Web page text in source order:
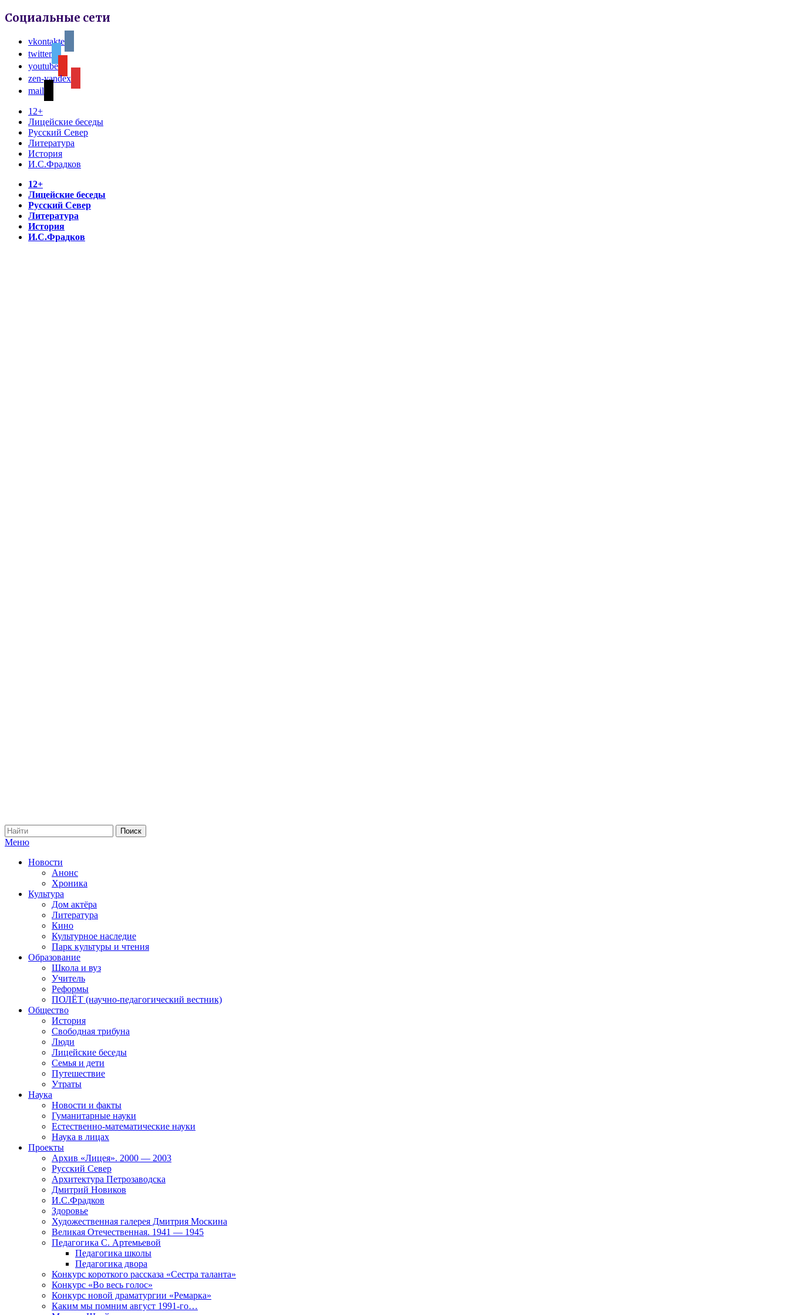
Социальные сети
vkontakte
twitter
youtube
zen-yandex
mail
12+
Лицейские беседы
Русский Север
Литература
История
И.С.Фрадков
12+
Лицейские беседы
Русский Север
Литература
История
И.С.Фрадков
Меню
Новости
Анонс
Хроника
Культура
Дом актёра
Литература
Кино
Культурное наследие
Парк культуры и чтения
Образование
Школа и вуз
Учитель
Реформы
ПОЛЁТ (научно-педагогический вестник)
Общество
История
Свободная трибуна
Люди
Лицейские беседы
Семья и дети
Путешествие
Утраты
Наука
Новости и факты
Гуманитарные науки
Естественно-математические науки
Наука в лицах
Проекты
Архив «Лицея». 2000 — 2003
Русский Север
Архитектура Петрозаводска
Дмитрий Новиков
И.С.Фрадков
Здоровье
Художественная галерея Дмитрия Москина
Великая Отечественная. 1941 — 1945
Педагогика С. Артемьевой
Педагогика школы
Педагогика двора
Конкурс короткого рассказа «Сестра таланта»
Конкурс «Во весь голос»
Конкурс новой драматургии «Ремарка»
Каким мы помним август 1991-го…